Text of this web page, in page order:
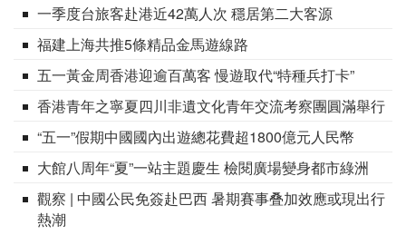
一季度台旅客赴港近42萬人次 穩居第二大客源
福建上海共推5條精品金馬遊線路
五一黃金周香港迎逾百萬客 慢遊取代“特種兵打卡”
香港青年之寧夏四川非遺文化青年交流考察團圓滿舉行
“五一”假期中國國內出遊總花費超1800億元人民幣
大館八周年“夏”一站主題慶生 檢閱廣場變身都市綠洲
觀察 | 中國公民免簽赴巴西 暑期賽事叠加效應或現出行
熱潮